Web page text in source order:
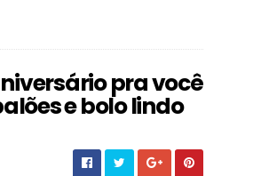
pra você
e bolo lindo